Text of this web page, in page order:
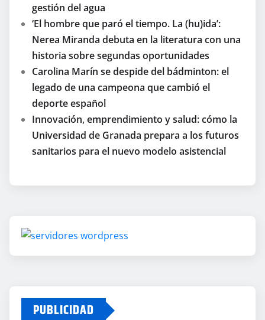
gestión del agua
‘El hombre que paró el tiempo. La (hu)ida’:
Nerea Miranda debuta en la literatura con una
historia sobre segundas oportunidades
Carolina Marín se despide del bádminton: el
legado de una campeona que cambió el
deporte español
Innovación, emprendimiento y salud: cómo la
Universidad de Granada prepara a los futuros
sanitarios para el nuevo modelo asistencial
PUBLICIDAD